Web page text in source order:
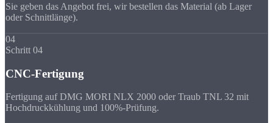
Sie geben das Angebot frei, wir bestellen das Material (ab Lager
oder Schnittlänge).
04
Schritt 04
CNC-Fertigung
Fertigung auf DMG MORI NLX 2000 oder Traub TNL 32 mit
Hochdruckkühlung und 100%-Prüfung.